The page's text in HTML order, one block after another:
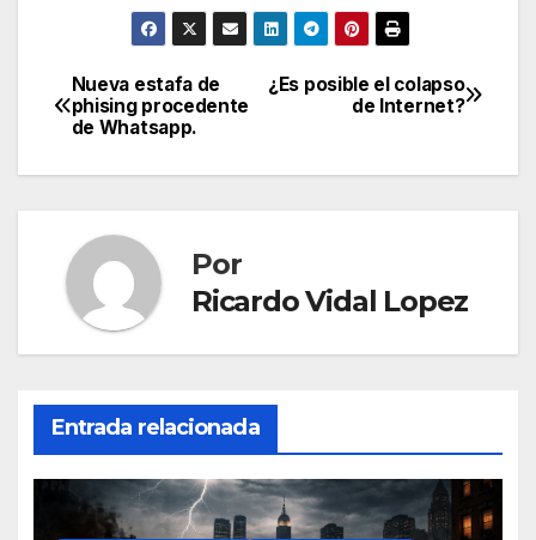
personal de
seguridad
Navegación
de
¿Es posible el colapso
de Internet?
Nueva estafa de
phising procedente
de Whatsapp.
Por
Ricardo Vidal Lopez
Entrada relacionada